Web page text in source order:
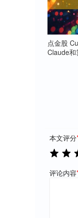
点金股
Claude
本文评分
评论内容